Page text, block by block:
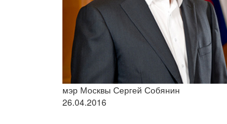
мэр Москвы Сергей Собянин
26.04.2016